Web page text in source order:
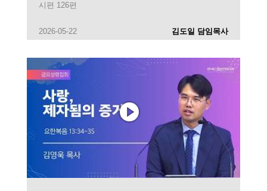
시편 126편
2026-05-22 김도일 담임목사